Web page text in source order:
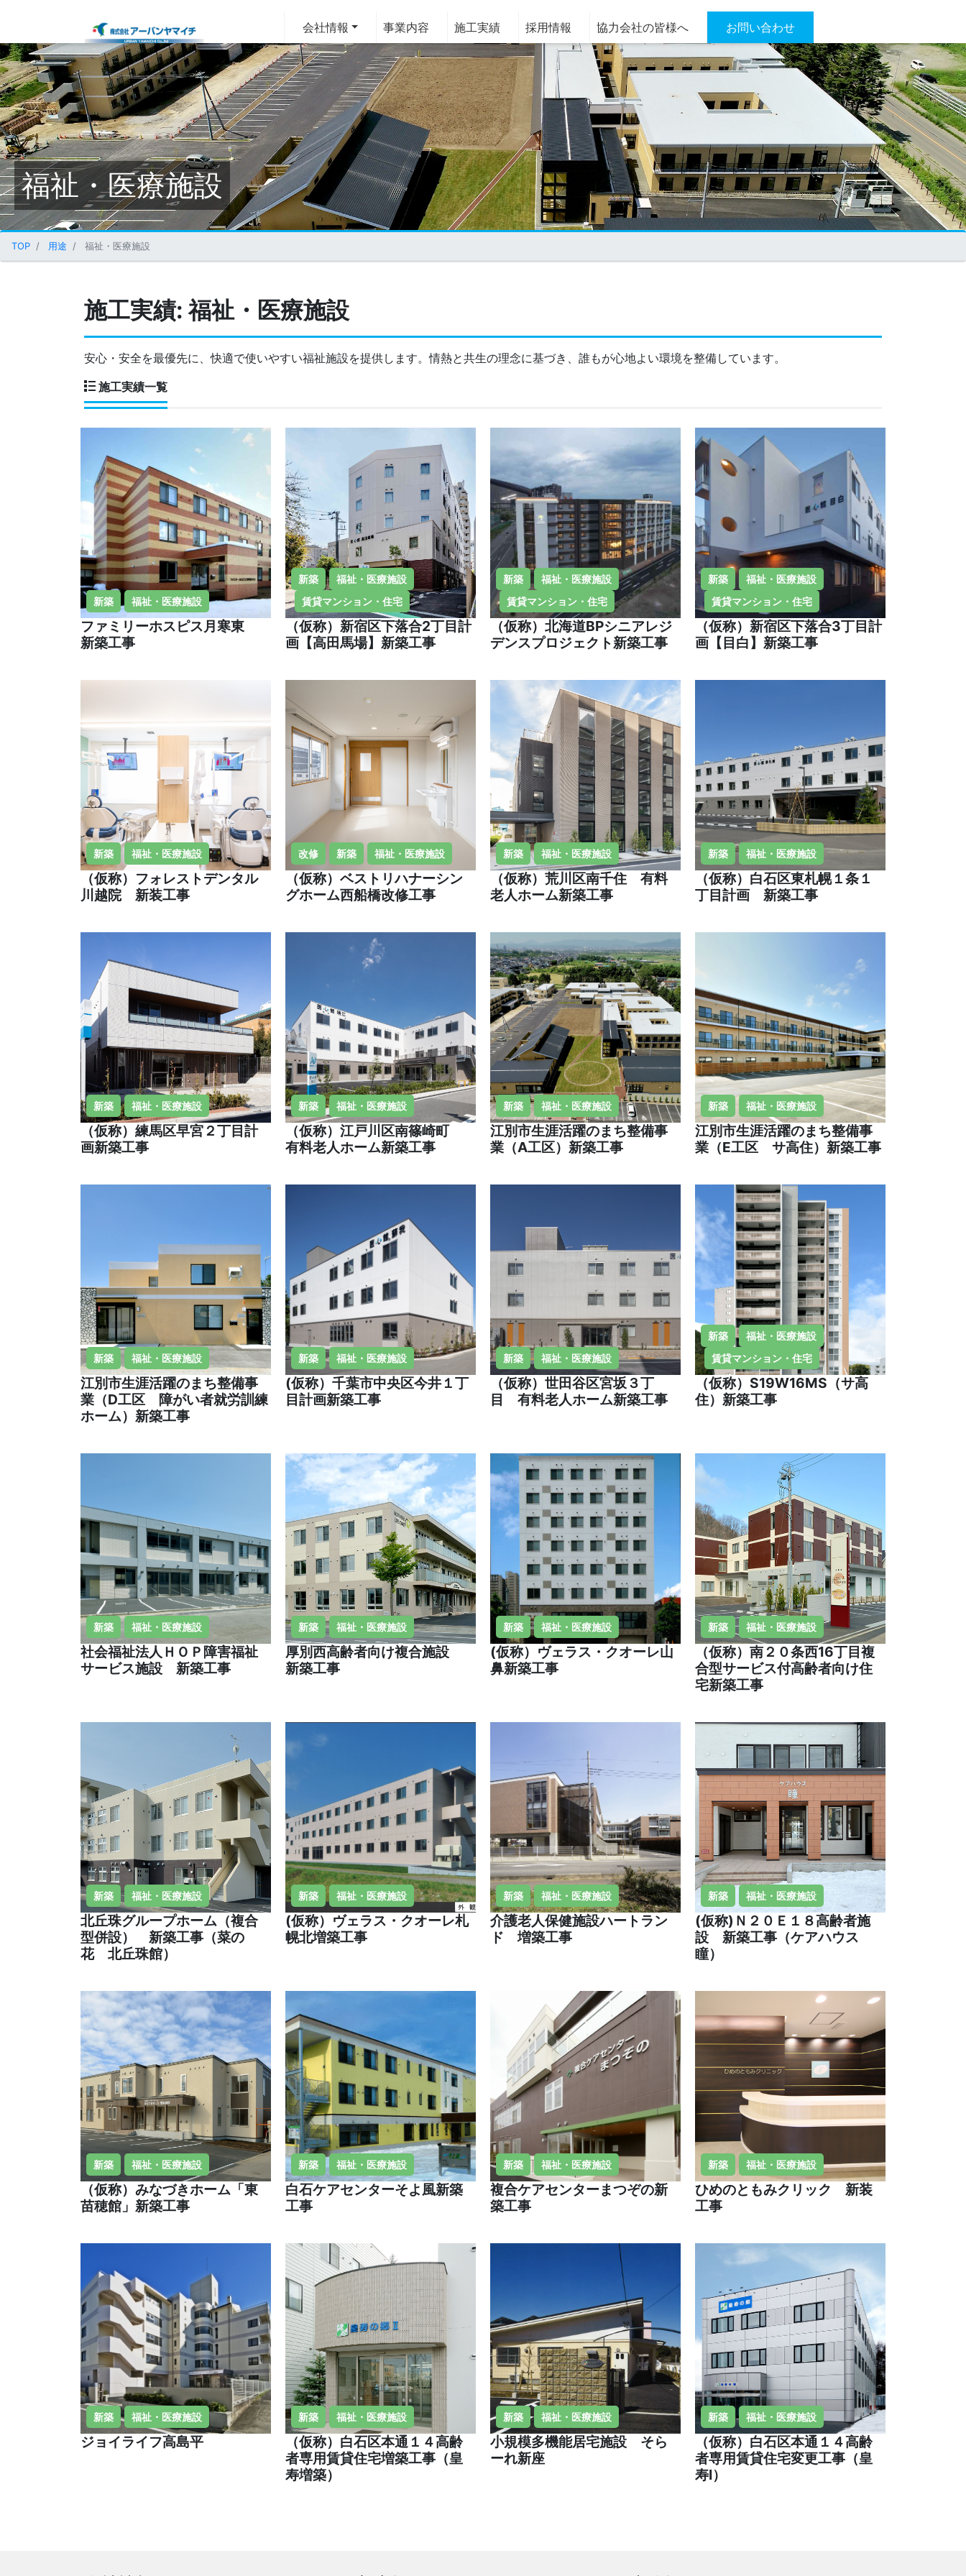
会社情報 事業内容 施工実績 採用情報 協力会社の皆様へ お問い合わせ
福祉・医療施設
TOP 用途 福祉・医療施設
施工実績:福祉・医療施設
安心・安全を最優先に、快適で使いやすい福祉施設を提供します。情熱と共生の理念に基づき、誰もが心地よい環境を整備しています。
施工実績一覧
新築 福祉・医療施設
ファミリーホスピス月寒東
新築工事
新築
福祉・医療施設
賃貸マンション・住宅
（仮称）新宿区下落合2丁目計
画【高田馬場】新築工事
新築
福祉・医療施設
賃貸マンション・住宅
（仮称）北海道BPシニアレジ
デンスプロジェクト新築工事
新築
福祉・医療施設
賃貸マンション・住宅
（仮称）新宿区下落合3丁目計
画【目白】新築工事
新築 福祉・医療施設
（仮称）フォレストデンタル
川越院 新装工事
改修 新築 福祉・医療施設
（仮称）ベストリハナーシン
グホーム西船橋改修工事
新築 福祉・医療施設
（仮称）荒川区南千住 有料
老人ホーム新築工事
新築 福祉・医療施設
（仮称）白石区東札幌１条１
丁目計画 新築工事
新築 福祉・医療施設
（仮称）練馬区早宮２丁目計
画新築工事
新築 福祉・医療施設
（仮称）江戸川区南篠崎町
有料老人ホーム新築工事
新築 福祉・医療施設
江別市生涯活躍のまち整備事
業（A工区）新築工事
新築 福祉・医療施設
江別市生涯活躍のまち整備事
業（E工区 サ高住）新築工事
新築 福祉・医療施設
江別市生涯活躍のまち整備事
業（D工区 障がい者就労訓練
ホーム）新築工事
新築 福祉・医療施設
(仮称）千葉市中央区今井１丁
目計画新築工事
新築 福祉・医療施設
（仮称）世田谷区宮坂３丁
目 有料老人ホーム新築工事
新築
福祉・医療施設
賃貸マンション・住宅
（仮称）S19W16MS（サ高
住）新築工事
新築 福祉・医療施設
社会福祉法人ＨＯＰ障害福祉
サービス施設 新築工事
新築 福祉・医療施設
厚別西高齢者向け複合施設
新築工事
新築 福祉・医療施設
(仮称）ヴェラス・クオーレ山
鼻新築工事
新築 福祉・医療施設
（仮称）南２０条西16丁目複
合型サービス付高齢者向け住
宅新築工事
新築 福祉・医療施設
北丘珠グループホーム（複合
型併設） 新築工事（菜の
花 北丘珠館）
新築 福祉・医療施設
(仮称）ヴェラス・クオーレ札
幌北増築工事
新築 福祉・医療施設
介護老人保健施設ハートラン
ド 増築工事
新築 福祉・医療施設
(仮称)Ｎ２０Ｅ１８高齢者施
設 新築工事（ケアハウス
瞳）
新築 福祉・医療施設
（仮称）みなづきホーム「東
苗穂館」新築工事
新築 福祉・医療施設
白石ケアセンターそよ風新築
工事
新築 福祉・医療施設
複合ケアセンターまつぞの新
築工事
新築 福祉・医療施設
ひめのともみクリック 新装
工事
新築 福祉・医療施設
ジョイライフ高島平
新築 福祉・医療施設
（仮称）白石区本通１４高齢
者専用賃貸住宅増築工事（皇
寿増築）
新築 福祉・医療施設
小規模多機能居宅施設 そら
ーれ新座
新築 福祉・医療施設
（仮称）白石区本通１４高齢
者専用賃貸住宅変更工事（皇
寿Ⅰ）